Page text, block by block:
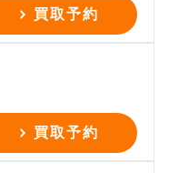
買取予約
買取予約